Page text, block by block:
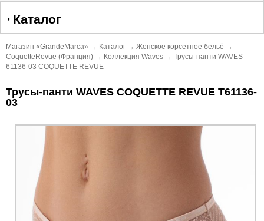
Каталог
Магазин «GrandeMarca» → Каталог → Женское корсетное бельё →
CoquetteRevue (Франция) → Коллекция Waves → Трусы-панти WAVES
61136-03 COQUETTE REVUE
Трусы-панти WAVES COQUETTE REVUE Т61136-
03